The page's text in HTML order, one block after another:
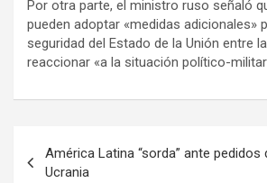
Por otra parte, el ministro ruso señaló
pueden adoptar «medidas adicionales»
seguridad del Estado de la Unión entre
reaccionar «a la situación político-
América Latina “sorda” ante pedidos
Ucrania